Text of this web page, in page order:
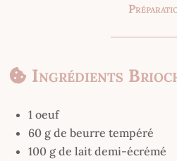
Ingrédients
1 oeuf
60 g de beurre tempéré
100 g de lait demi-écrémé